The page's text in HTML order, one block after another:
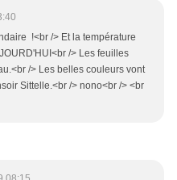
!<br /> Et la température
/> Les feuilles
/> Les belles couleurs vont
Sittelle.<br /> nono<br /> <br